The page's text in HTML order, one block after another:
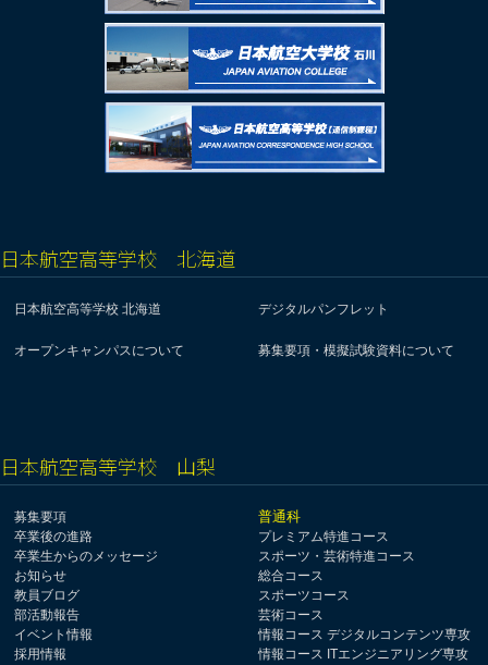
日本航空高等学校 北海道
日本航空高等学校 北海道 デジタルパンフレット
オープンキャンパスについて 募集要項・模擬試験資料について
日本航空高等学校 山梨
募集要項
卒業後の進路
卒業生からのメッセージ
お知らせ
教員ブログ
部活動報告
イベント情報
採用情報
普通科
プレミアム特進コース
スポーツ・芸術特進コース
総合コース
スポーツコース
芸術コース
情報コース デジタルコンテンツ専攻
情報コース ITエンジニアリング専攻